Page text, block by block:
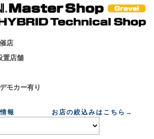
店
置店舗
モカー有り
店情報 お店の絞込みはこちら→